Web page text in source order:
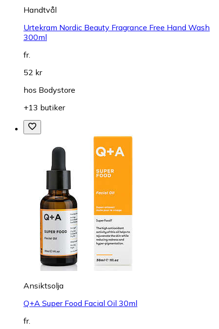
Handtvål
Urtekram Nordic Beauty Fragrance Free Hand Wash
300ml
fr.
52 kr
hos Bodystore
+13 butiker
Ansiktsolja
Q+A Super Food Facial Oil 30ml
fr.